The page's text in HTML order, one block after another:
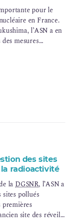
pour le
en France.
l’ASN a en
mesures
des sites
radioactivité
la DGSNR, l’ASN a
sites pollués
site des réveils